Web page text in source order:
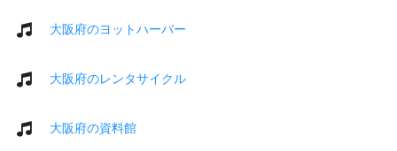
大阪府のヨットハーバー
大阪府のレンタサイクル
大阪府の資料館